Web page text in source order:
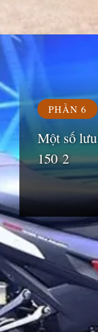
PHẦN 6
Một số
150 2